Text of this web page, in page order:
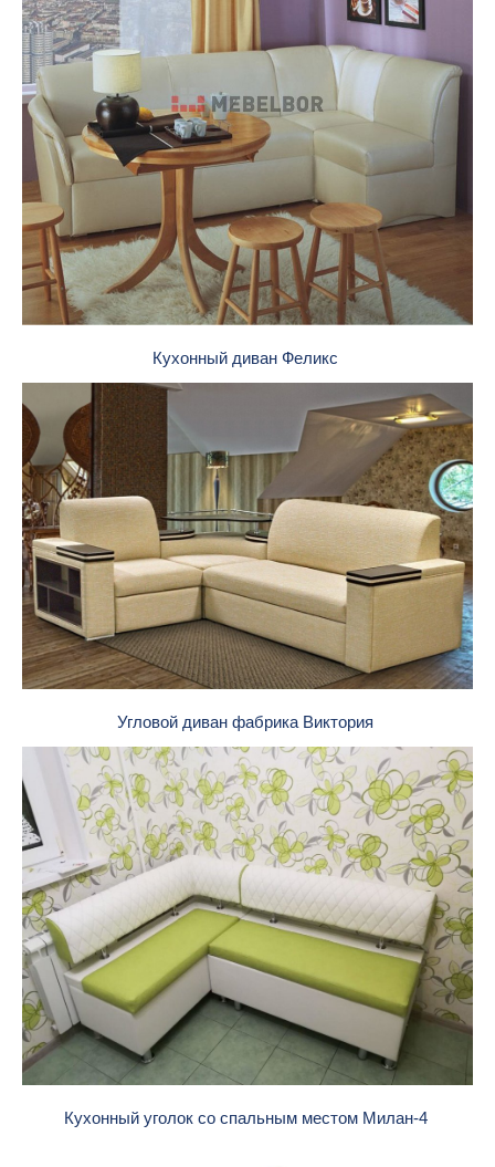
Кухонный диван Феликс
Угловой диван фабрика Виктория
Кухонный уголок со спальным местом Милан-4